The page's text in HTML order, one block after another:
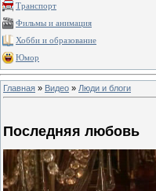
Транспорт
Фильмы и анимация
Хобби и образование
Юмор
Главная » Видео » Люди и блоги
Последняя любовь